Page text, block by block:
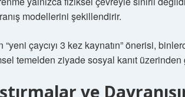
modellerini şekillendirir.
“yeni çaycıyı 3 kez kaynatın” önerisi,
temelden ziyade sosyal kanıt üzerinden
ve